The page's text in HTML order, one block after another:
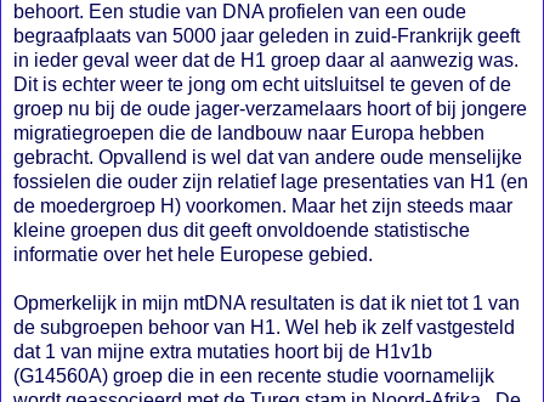
behoort. Een studie van DNA profielen van een oude
begraafplaats van 5000 jaar geleden in zuid-Frankrijk geeft
in ieder geval weer dat de H1 groep daar al aanwezig was.
Dit is echter weer te jong om echt uitsluitsel te geven of de
groep nu bij de oude jager-verzamelaars hoort of bij jongere
migratiegroepen die de landbouw naar Europa hebben
gebracht. Opvallend is wel dat van andere oude menselijke
fossielen die ouder zijn relatief lage presentaties van H1 (en
de moedergroep H) voorkomen. Maar het zijn steeds maar
kleine groepen dus dit geeft onvoldoende statistische
informatie over het hele Europese gebied.
Opmerkelijk in mijn mtDNA resultaten is dat ik niet tot 1 van
de subgroepen behoor van H1. Wel heb ik zelf vastgesteld
dat 1 van mijne extra mutaties hoort bij de H1v1b
(G14560A) groep die in een recente studie voornamelijk